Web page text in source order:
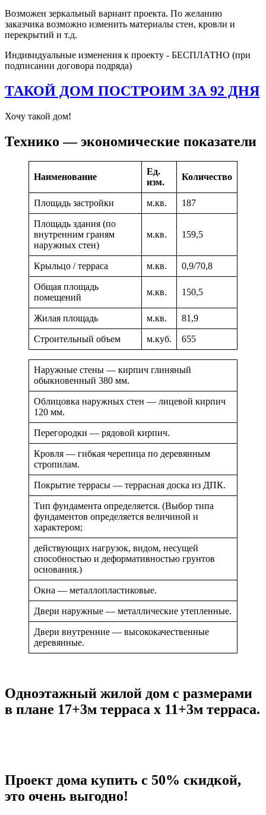
Возможен зеркальный вариант проекта. По желанию
заказчика возможно изменить материалы стен, кровли и
перекрытий и т.д.
Индивидуальные изменения к проекту - БЕСПЛАТНО (при
подписании договора подряда)
ТАКОЙ ДОМ ПОСТРОИМ ЗА 92 ДНЯ
Хочу такой дом!
Технико — экономические показатели
Наименование
Ед.
изм.
Количество
Площадь застройки м.кв. 187
Площадь здания (по
внутренним граням
наружных стен)
м.кв. 159,5
Крыльцо / терраса м.кв. 0,9/70,8
Общая площадь
помещений
м.кв. 150,5
Жилая площадь м.кв. 81,9
Строительный объем м.куб. 655
Наружные стены — кирпич глиняный
обыкновенный 380 мм.
Облицовка наружных стен — лицевой кирпич
120 мм.
Перегородки — рядовой кирпич.
Кровля — гибкая черепица по деревянным
стропилам.
Покрытие террасы — террасная доска из ДПК.
Тип фундамента определяется. (Выбор типа
фундаментов определяется величиной и
характером;
действующих нагрузок, видом, несущей
способностью и деформативностью грунтов
основания.)
Окна — металлопластиковые.
Двери наружные — металлические утепленные.
Двери внутренние — высококачественные
деревянные.
Одноэтажный жилой дом с размерами
в плане 17+3м терраса х 11+3м терраса.
Проект дома купить с 50% скидкой,
это очень выгодно!